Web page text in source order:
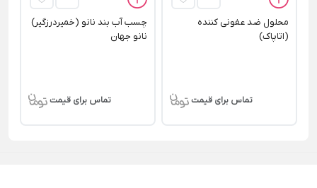
محلول ضد عفونی کننده
(اتاپاک)
تماس برای قیمت
چسب آب بند نانو (خمیردرزگیر)
نانو جهان
تماس برای قیمت